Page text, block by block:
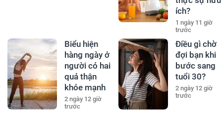
ích?
1 ngày 11 giờ
trước
Biểu hiện
hàng ngày ở
người có hai
quả thận
khỏe mạnh
2 ngày 12 giờ
trước
Điều gì chờ
đợi bạn khi
bước sang
tuổi 30?
2 ngày 12 giờ
trước